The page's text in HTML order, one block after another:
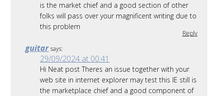
is the market chief and a good section of other
folks will pass over your magnificent writing due to
this problem
Reply
guitar says:
29/09/2024 at 00:41
Hi Neat post Theres an issue together with your
web site in internet explorer may test this IE still is
the marketplace chief and a good component of